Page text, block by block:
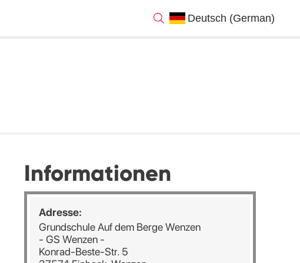
Informationen
Adresse:
Grundschule Auf dem Berge Wenzen
- GS Wenzen -
Konrad-Beste-Str. 5